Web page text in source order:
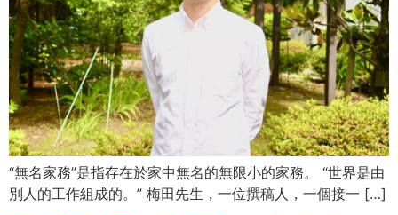
“無名家務”是指存在於家中無名的無限小的家務。 “世界是由
別人的工作組成的。” 梅田先生，一位撰稿人，一個接一 […]